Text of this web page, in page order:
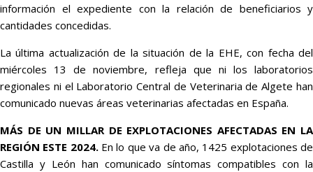
información el expediente con la relación de beneficiarios y
cantidades concedidas.
La última actualización de la situación de la EHE, con fecha del
miércoles 13 de noviembre, refleja que ni los laboratorios
regionales ni el Laboratorio Central de Veterinaria de Algete han
comunicado nuevas áreas veterinarias afectadas en España.
MÁS DE UN MILLAR DE EXPLOTACIONES AFECTADAS EN LA
REGIÓN ESTE 2024.En lo que va de año, 1425 explotaciones de
Castilla y León han comunicado síntomas compatibles con la